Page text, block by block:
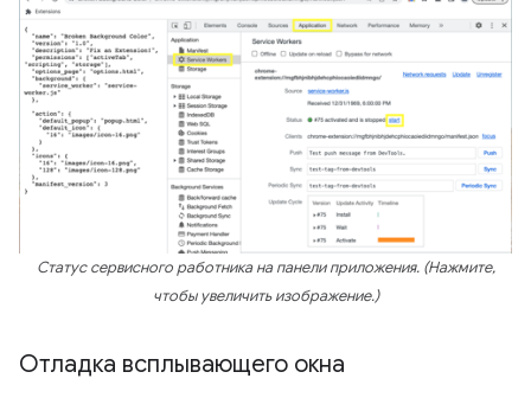
Статус сервисного работника на панели приложения. (Нажмите,
чтобы увеличить изображение.)
Отладка всплывающего окна